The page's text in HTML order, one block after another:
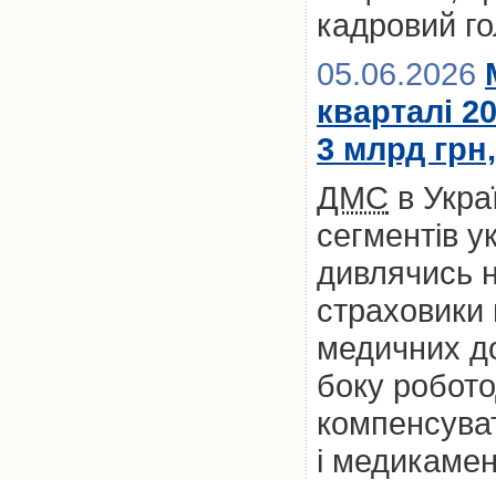
кадровий
05.06.2026
кварталі
3 млрд
ДМС в
сегментів
дивлячись
медичних
боку
і